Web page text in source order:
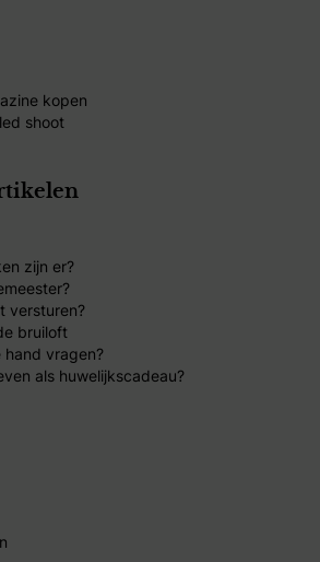
kopen
shoot
zijn er?
versturen?
bruiloft
vragen?
als huwelijkscadeau?